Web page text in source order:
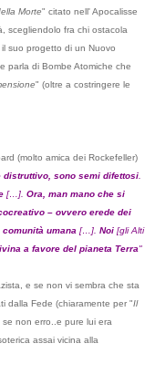
Morte" citato nell' Apocalisse
scegliendolo fra chi ostacola
suo progetto di un Nuovo
parla di Bombe Atomiche che
" (oltre a costringere le
(molto amica dei Rockefeller)
distruttivo, sono semi difettosi
[…]. Ora, man mano che si
– ovvero erede dei
umana […]. Noi [gli Alti
a favore del pianeta Terra"
e se non vi sembra che sta
dalla Fede (chiaramente per "Il
non erro..e pure lui era
assai vicina alla